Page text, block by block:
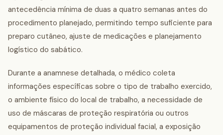
antecedência mínima de duas a quatro semanas antes do
procedimento planejado, permitindo tempo suficiente para
preparo cutâneo, ajuste de medicações e planejamento
logístico do sabático.
Durante a anamnese detalhada, o médico coleta
informações específicas sobre o tipo de trabalho exercido,
o ambiente físico do local de trabalho, a necessidade de
uso de máscaras de proteção respiratória ou outros
equipamentos de proteção individual facial, a exposição